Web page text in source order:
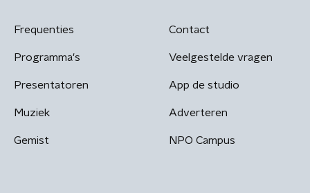
Frequenties
Programma's
Presentatoren
Muziek
Gemist
Contact
Veelgestelde vragen
App de studio
Adverteren
NPO Campus